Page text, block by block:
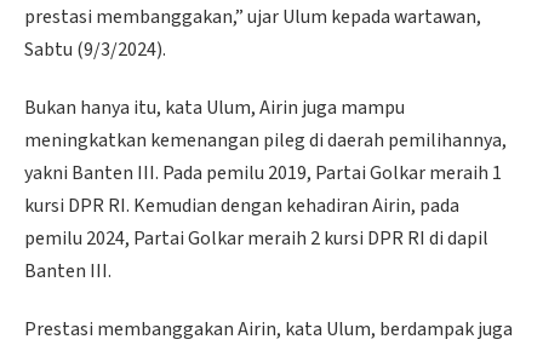
prestasi membanggakan,” ujar Ulum kepada wartawan,
Sabtu (9/3/2024).
Bukan hanya itu, kata Ulum, Airin juga mampu
meningkatkan kemenangan pileg di daerah pemilihannya,
yakni Banten III. Pada pemilu 2019, Partai Golkar meraih 1
kursi DPR RI. Kemudian dengan kehadiran Airin, pada
pemilu 2024, Partai Golkar meraih 2 kursi DPR RI di dapil
Banten III.
Prestasi membanggakan Airin, kata Ulum, berdampak juga